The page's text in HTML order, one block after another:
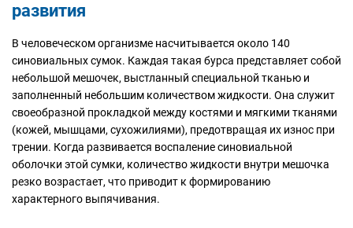
развития
В человеческом организме насчитывается около 140
синовиальных сумок. Каждая такая бурса представляет собой
небольшой мешочек, выстланный специальной тканью и
заполненный небольшим количеством жидкости. Она служит
своеобразной прокладкой между костями и мягкими тканями
(кожей, мышцами, сухожилиями), предотвращая их износ при
трении. Когда развивается воспаление синовиальной
оболочки этой сумки, количество жидкости внутри мешочка
резко возрастает, что приводит к формированию
характерного выпячивания.